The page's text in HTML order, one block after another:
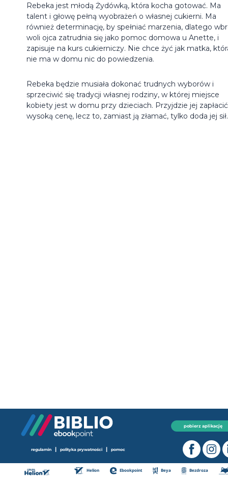
Rebeka jest młodą Żydówką, która kocha gotować. Ma
talent i głowę pełną wyobrażeń o własnej cukierni. Ma
również determinację, by spełniać marzenia, dlatego
woli ojca zatrudnia się jako pomoc domowa u Anette, i
zapisuje na kurs cukierniczy. Nie chce żyć jak matka,
nie ma w domu nic do powiedzenia.
Rebeka będzie musiała dokonać trudnych wyborów i
sprzeciwić się tradycji własnej rodziny, w której miejsce
kobiety jest w domu przy dzieciach. Przyjdzie jej zapłacić
wysoką cenę, lecz to, zamiast ją złamać, tylko doda jej sił.
pobierz aplikację
regulamin | polityka prywatności | pomoc
Helion Ebookpoint Beya Bezdroza